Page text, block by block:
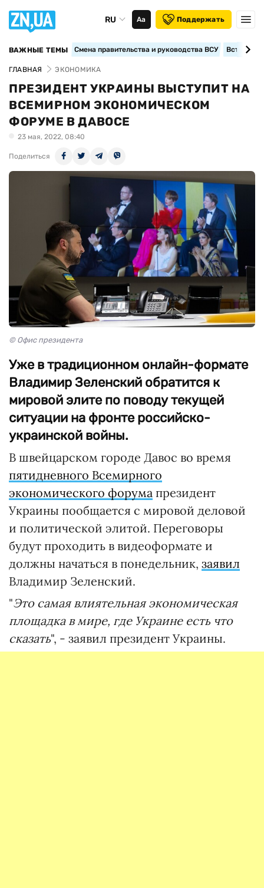
RU Аа Поддержать
ВАЖНЫЕ ТЕМЫ Смена правительства и руководства ВСУ
ГЛАВНАЯ ЭКОНОМИКА
ПРЕЗИДЕНТ УКРАИНЫ ВЫСТУПИТ НА
ВСЕМИРНОМ ЭКОНОМИЧЕСКОМ
ФОРУМЕ В ДАВОСЕ
23 мая, 2022, 08:40
Поделиться
© Офис президента
Уже в традиционном онлайн-формате
Владимир Зеленский обратится к
мировой элите по поводу текущей
ситуации на фронте российско-
украинской войны.
В швейцарском городе Давос во время
пятидневного Всемирного
экономического форума президент
Украины пообщается с мировой деловой
и политической элитой. Переговоры
будут проходить в видеоформате и
должны начаться в понедельник, заявил
Владимир Зеленский.
"Это самая влиятельная экономическая
площадка в мире, где Украине есть что
сказать", - заявил президент Украины.